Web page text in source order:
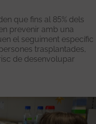
que fins al 85% dels
prevenir amb una
el seguiment específic
trasplantades,
de desenvolupar